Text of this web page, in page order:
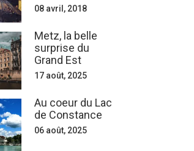
08 avril, 2018
Metz, la belle
surprise du
Grand Est
17 août, 2025
Au coeur du Lac
de Constance
06 août, 2025